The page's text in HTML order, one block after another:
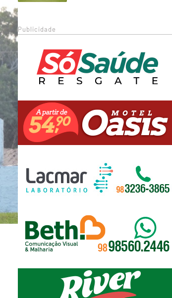
Publicidade